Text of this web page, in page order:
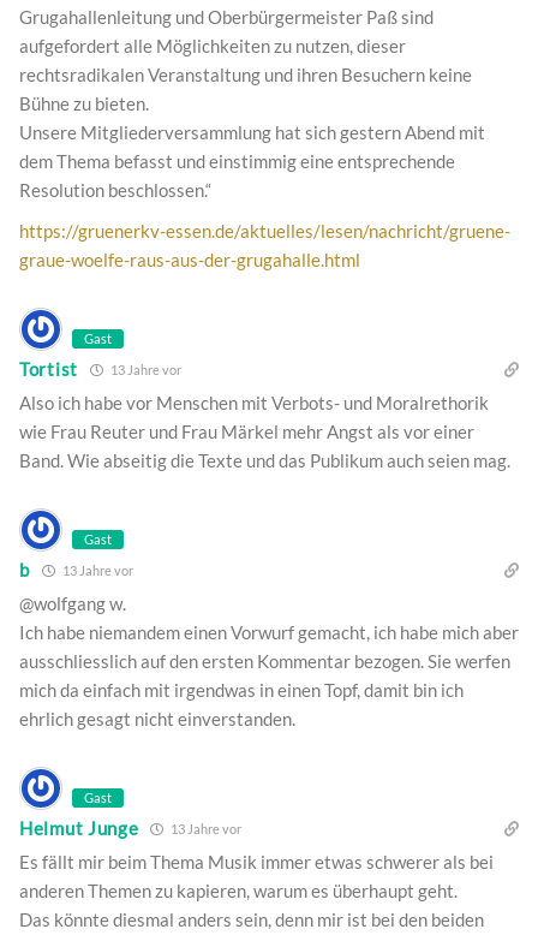
Grugahallenleitung und Oberbürgermeister Paß sind
aufgefordert alle Möglichkeiten zu nutzen, dieser
rechtsradikalen Veranstaltung und ihren Besuchern keine
Bühne zu bieten.
Unsere Mitgliederversammlung hat sich gestern Abend mit
dem Thema befasst und einstimmig eine entsprechende
Resolution beschlossen.“
https://gruenerkv-essen.de/aktuelles/lesen/nachricht/gruene-
graue-woelfe-raus-aus-der-grugahalle.html
Gast
Tortist 13 Jahre vor
Also ich habe vor Menschen mit Verbots- und Moralrethorik
wie Frau Reuter und Frau Märkel mehr Angst als vor einer
Band. Wie abseitig die Texte und das Publikum auch seien mag.
Gast
b 13 Jahre vor
@wolfgang w.
Ich habe niemandem einen Vorwurf gemacht, ich habe mich aber
ausschliesslich auf den ersten Kommentar bezogen. Sie werfen
mich da einfach mit irgendwas in einen Topf, damit bin ich
ehrlich gesagt nicht einverstanden.
Gast
Helmut Junge 13 Jahre vor
Es fällt mir beim Thema Musik immer etwas schwerer als bei
anderen Themen zu kapieren, warum es überhaupt geht.
Das könnte diesmal anders sein, denn mir ist bei den beiden